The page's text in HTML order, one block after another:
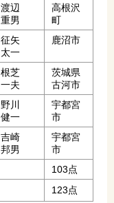
渡辺
重男
高根沢
町
征矢
太一
鹿沼市
根芝
一夫
茨城県
古河市
野川
健一
宇都宮
市
吉崎
邦男
宇都宮
市
103点
123点